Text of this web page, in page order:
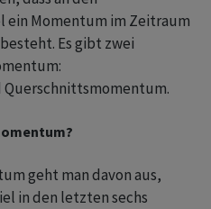
ein Momentum im Zeitraum
Es gibt zwei
geht man davon aus,
in den letzten sechs